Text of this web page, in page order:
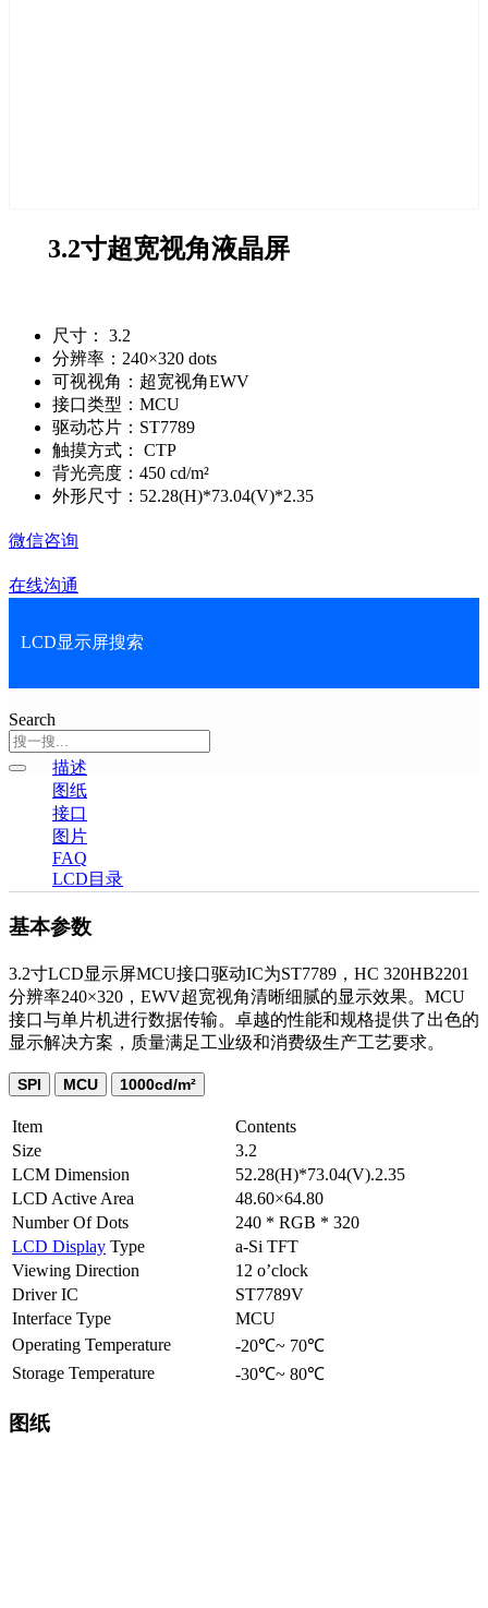
3.2寸超宽视角液晶屏
尺寸： 3.2
分辨率：240×320 dots
可视视角：超宽视角EWV
接口类型：MCU
驱动芯片：ST7789
触摸方式： CTP
背光亮度：450 cd/m²
外形尺寸：52.28(H)*73.04(V)*2.35
微信咨询
在线沟通
LCD显示屏搜索
Search
描述
图纸
接口
图片
FAQ
LCD目录
基本参数
3.2寸LCD显示屏MCU接口驱动IC为ST7789，HC 320HB2201
分辨率240×320，EWV超宽视角清晰细腻的显示效果。MCU
接口与单片机进行数据传输。卓越的性能和规格提供了出色的
显示解决方案，质量满足工业级和消费级生产工艺要求。
SPI MCU 1000cd/m²
Item
Contents
Size
3.2
LCM Dimension
52.28(H)*73.04(V).2.35
LCD Active Area
48.60×64.80
Number Of Dots
240 * RGB * 320
LCD Display Type
a-Si TFT
Viewing Direction
12 o’clock
Driver IC
ST7789V
Interface Type
MCU
Operating Temperature
-20℃~ 70℃
Storage Temperature
-30℃~ 80℃
图纸